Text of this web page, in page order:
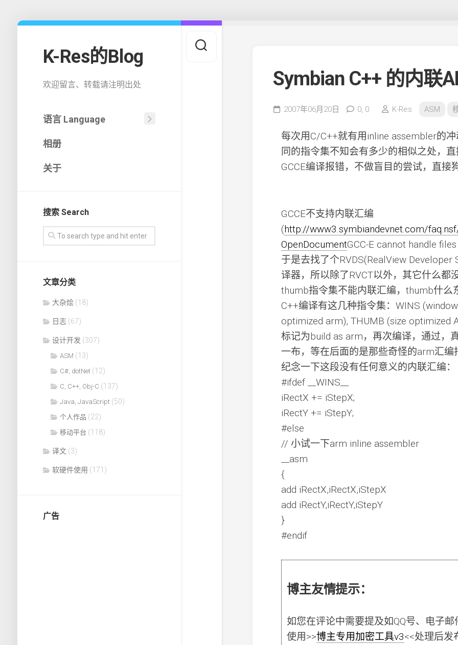
K-Res的Blog
欢迎留言、转载请注明出处
语言 Language
相册
关于
搜索 Search
文章分类
大杂烩 (18)
日志(67)
设计开发 (307)
ASM (13)
C#, dotNet(12)
C, C++, Obj-C (137)
Java, JavaScript(50)
个人作品 (22)
移动平台 (118)
译文(3)
软硬件使用 (171)
广告
Symbian C++ 的内联
2007年06月20日 0, 0 K-Res ASM
每次用C/C++就有用inline assembler的
同的指令集不知会有多少的相似之处，
GCCE编译报错，不做盲目的尝试，直接
GCCE不支持内联汇编
(http://www3.symbiandevnet.com/
OpenDocumentGCC-E cannot handle
于是去找了个RVDS(RealView
译器，所以除了RVCT以外，其它什么
thumb指令集不能内联汇编，thumb什么
C++编译有这几种指令集：WINS
optimized arm), THUMB (size optimized
标记为build as arm，再次编译，通过，
一布，等在后面的是那些奇怪的arm汇
纪念一下这段没有任何意义的内联汇编：
#ifdef __WINS__
iRectX += iStepX;
iRectY += iStepY;
#else
// 小试一下arm inline assembler
__asm
{
add iRectX,iRectX,iStepX
add iRectY,iRectY,iStepY
}
#endif
博主友情提示：
如您在评论中需要提及如QQ号、电子
使用>>博主专用加密工具v3<<处理后发